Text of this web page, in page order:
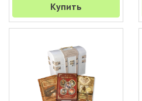
Купить